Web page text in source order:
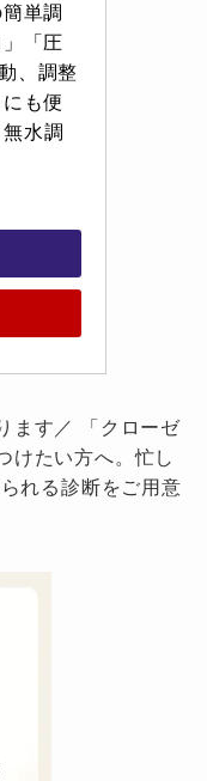
単調
「圧
、調整
も便
水調
ます／ 「クローゼ
けたい方へ。忙し
れる診断をご用意